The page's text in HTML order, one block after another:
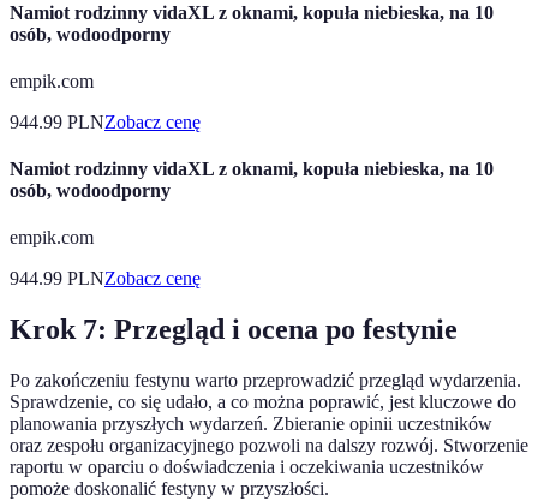
Namiot rodzinny vidaXL z oknami, kopuła niebieska, na 10
osób, wodoodporny
empik.com
944.99 PLNZobacz cenę
Namiot rodzinny vidaXL z oknami, kopuła niebieska, na 10
osób, wodoodporny
empik.com
944.99 PLNZobacz cenę
Krok 7: Przegląd i ocena po festynie
Po zakończeniu festynu warto przeprowadzić przegląd wydarzenia.
Sprawdzenie, co się udało, a co można poprawić, jest kluczowe do
planowania przyszłych wydarzeń. Zbieranie opinii uczestników
oraz zespołu organizacyjnego pozwoli na dalszy rozwój. Stworzenie
raportu w oparciu o doświadczenia i oczekiwania uczestników
pomoże doskonalić festyny w przyszłości.